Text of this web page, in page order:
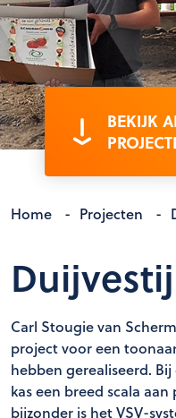
BEKIJK
Home - Projecten -
Carl Stougie van
project voor een
hebben gerealiseerd.
kas een breed scala
bijzonder is het VSV-